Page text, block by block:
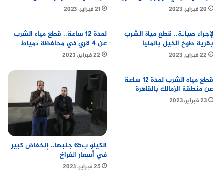
20 فبراير، 2023 21 فبراير، 2023
لإجراء صيانة.. قطع مياة الشرب
بقرية طوخ الخيل بالمنيا
22 فبراير، 2023
لمدة 12 ساعة.. قطع مياه الشرب
عن 4 قري في محافظة دمياط
22 فبراير، 2023
قطع مياه الشرب لمدة 12 ساعة
عن منطقة الزمالك بالقاهرة
23 فبراير، 2023
الكيلو ب65 جنبها.. إنخفاض كبير
في أسعار الفراخ
25 فبراير، 2023